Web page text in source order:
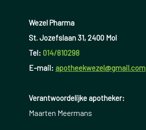
Wezel Pharma
St. Jozefslaan 31, 2400 Mol
Tel: 014/810298
E-mail: apotheekwezel@gmail.com
Verantwoordelijke apotheker:
Maarten Meermans